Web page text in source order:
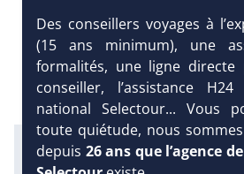
Infos météo :
29 °C
121 mm
Des conseillers voyages à
(15 ans minimum), une
formalités, une ligne
conseiller, l’assistance
national Selectour... Vous
toute quiétude, nous
depuis 26 ans que l’agence